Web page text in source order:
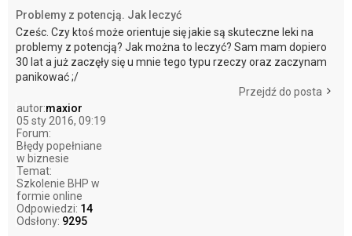
Problemy z potencją. Jak leczyć
Cześc. Czy ktoś może orientuje się jakie są skuteczne leki na
problemy z potencją? Jak można to leczyć? Sam mam dopiero
30 lat a już zaczęły się u mnie tego typu rzeczy oraz zaczynam
panikować ;/
Przejdź do posta
autor:maxior
05 sty 2016, 09:19
Forum:
Błędy popełniane
w biznesie
Temat:
Szkolenie BHP w
formie online
Odpowiedzi: 14
Odsłony: 9295